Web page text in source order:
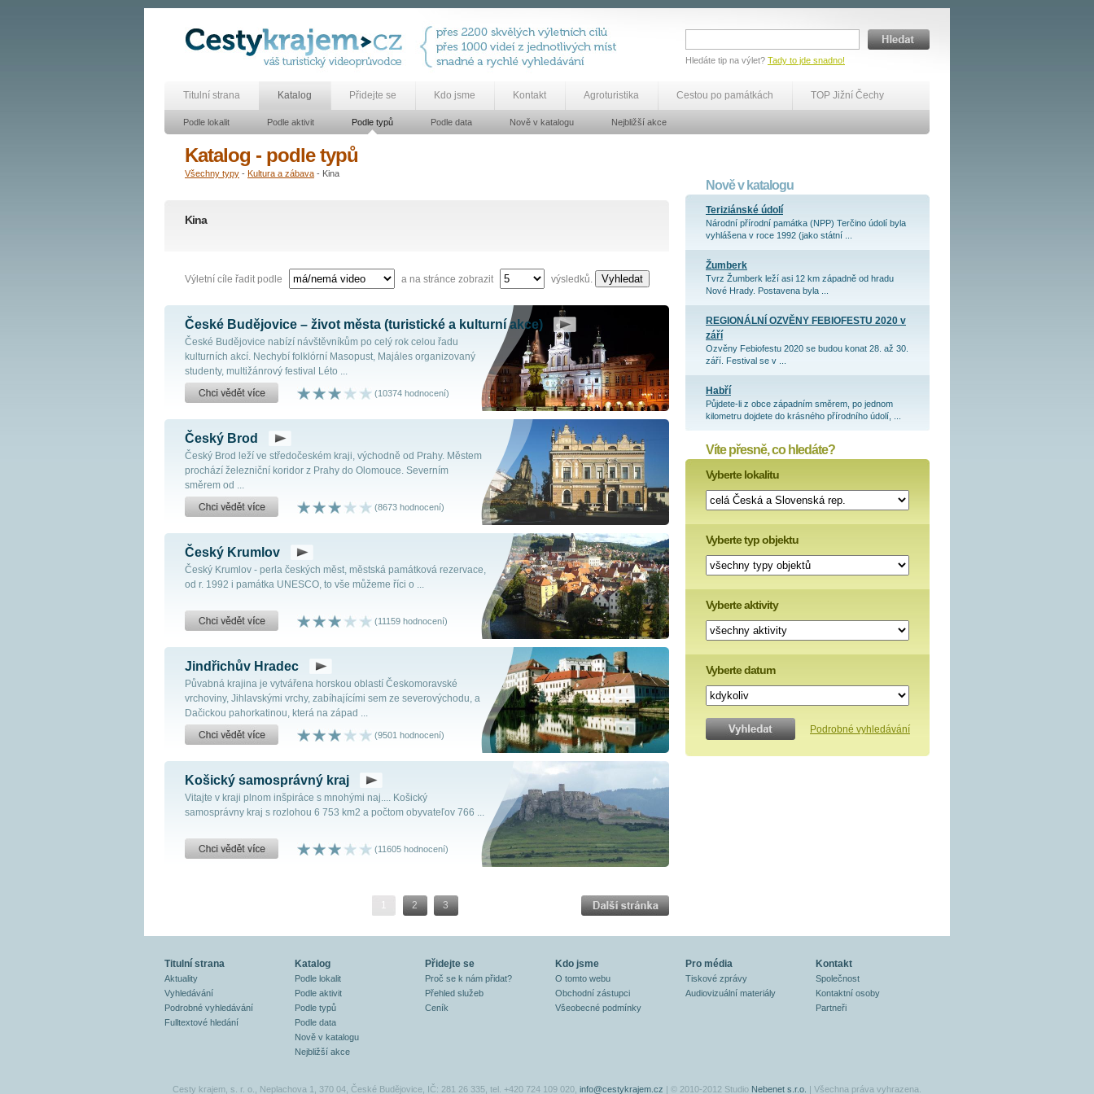
Hledáte tip na výlet? Tady to jde snadno!
Titulní strana Katalog Přidejte se Kdo jsme Kontakt Agroturistika Cestou po památkách TOP Jižní Čechy
Podle lokalit Podle aktivit Podle typů Podle data Nově v katalogu Nejbližší akce
Katalog - podle typů
Všechny typy - Kultura a zábava - Kina
Kina
Výletní cíle řadit podle a na stránce zobrazit výsledků. Vyhledat
České Budějovice – život města (turistické a kulturní akce)
České Budějovice nabízí návštěvníkům po celý rok celou řadu
kulturních akcí. Nechybí folklórní Masopust, Majáles organizovaný
studenty, multižánrový festival Léto ...
(10374 hodnocení)
Český Brod
Český Brod leží ve středočeském kraji, východně od Prahy. Městem
prochází železniční koridor z Prahy do Olomouce. Severním
směrem od ...
(8673 hodnocení)
Český Krumlov
Český Krumlov - perla českých měst, městská památková rezervace,
od r. 1992 i památka UNESCO, to vše můžeme říci o ...
(11159 hodnocení)
Jindřichův Hradec
Půvabná krajina je vytvářena horskou oblastí Českomoravské
vrchoviny, Jihlavskými vrchy, zabíhajícími sem ze severovýchodu, a
Dačickou pahorkatinou, která na západ ...
(9501 hodnocení)
Košický samosprávný kraj
Vitajte v kraji plnom inšpiráce s mnohými naj.... Košický
samosprávny kraj s rozlohou 6 753 km2 a počtom obyvateľov 766 ...
(11605 hodnocení)
1 2 3
Nově v katalogu
Teriziánské údolí
Národní přírodní památka (NPP) Terčino údolí byla
vyhlášena v roce 1992 (jako státní ...
Žumberk
Tvrz Žumberk leží asi 12 km západně od hradu
Nové Hrady. Postavena byla ...
REGIONÁLNÍ OZVĚNY FEBIOFESTU 2020 v
září
Ozvěny Febiofestu 2020 se budou konat 28. až 30.
září. Festival se v ...
Habří
Půjdete-li z obce západním směrem, po jednom
kilometru dojdete do krásného přírodního údolí, ...
Víte přesně, co hledáte?
Vyberte lokalitu
Vyberte typ objektu
Vyberte aktivity
Vyberte datum
Podrobné vyhledávání
Titulní strana
Aktuality
Vyhledávání
Podrobné vyhledávání
Fulltextové hledání
Katalog
Podle lokalit
Podle aktivit
Podle typů
Podle data
Nově v katalogu
Nejbližší akce
Přidejte se
Proč se k nám přidat?
Přehled služeb
Ceník
Kdo jsme
O tomto webu
Obchodní zástupci
Všeobecné podmínky
Pro média
Tiskové zprávy
Audiovizuální materiály
Kontakt
Společnost
Kontaktní osoby
Partneři
Cesty krajem, s. r. o., Neplachova 1, 370 04, České Budějovice, IČ: 281 26 335, tel. +420 724 109 020, info@cestykrajem.cz | © 2010-2012 Studio Nebenet s.r.o. | Všechna práva vyhrazena.